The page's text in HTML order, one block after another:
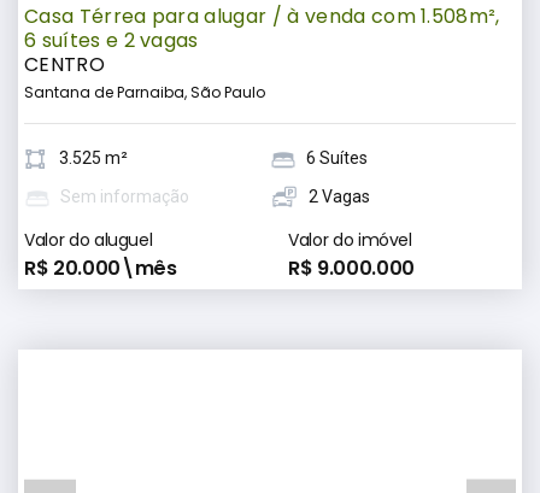
Casa Térrea para alugar / à venda com 1.508m²,
6 suítes e 2 vagas
CENTRO
Santana de Parnaiba, São Paulo
3.525 m²
6 Suítes
Sem informação
2 Vagas
Valor do aluguel
R$ 20.000\mês
Valor do imóvel
R$ 9.000.000